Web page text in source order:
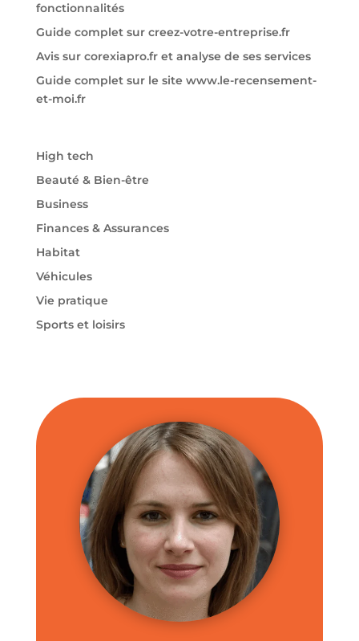
fonctionnalités
Guide complet sur creez-votre-entreprise.fr
Avis sur corexiapro.fr et analyse de ses services
Guide complet sur le site www.le-recensement-
et-moi.fr
High tech
Beauté & Bien-être
Business
Finances & Assurances
Habitat
Véhicules
Vie pratique
Sports et loisirs